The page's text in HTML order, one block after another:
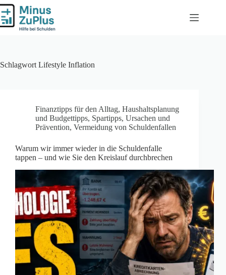
Zum
Inhalt
springen
Schlagwort Lifestyle Inflation
Finanztipps für den Alltag, Haushaltsplanung
und Budgettipps, Spartipps, Ursachen und
Prävention, Vermeidung von Schuldenfallen
Warum wir immer wieder in die Schuldenfalle
tappen – und wie Sie den Kreislauf durchbrechen